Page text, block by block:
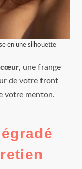
en une silhouette
cœur, une frange
de votre front
votre menton.